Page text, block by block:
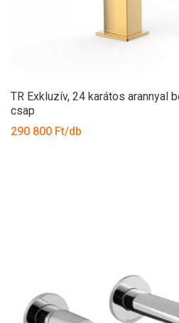
TR Exkluzív, 24 karátos arannyal
csap
290 800 Ft/db